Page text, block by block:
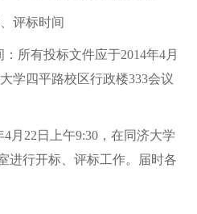
评标时间
所有投标文件应于2014年4月
学四平路校区行政楼333会议
月22日上午9:30，在同济大学
进行开标、评标工作。届时各